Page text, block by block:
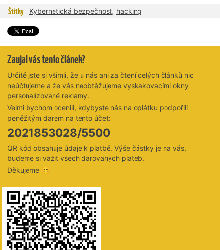
Štítky Kybernetická bezpečnost, hacking
Zaujal vás tento článek?
Určitě jste si všimli, že u nás ani za čtení celých článků nic
neúčtujeme a že vás neobtěžujeme vyskakovacími okny
personalizované reklamy.
Velmi bychom ocenili, kdybyste nás na oplátku podpořili
peněžitým darem na tento účet:
2021853028/5500
QR kód obsahuje údaje k platbě. Výše částky je na vás,
budeme si vážit všech darovaných plateb.
Děkujeme 😊